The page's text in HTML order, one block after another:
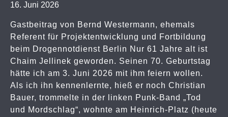
16. Juni 2026
Gastbeitrag von Bernd Westermann, ehemals
Referent für Projektentwicklung und Fortbildung
beim Drogennotdienst Berlin Nur 61 Jahre alt ist
Chaim Jellinek geworden. Seinen 70. Geburtstag
hätte ich am 3. Juni 2026 mit ihm feiern wollen.
Als ich ihn kennenlernte, hieß er noch Christian
Bauer, trommelte in der linken Punk-Band „Tod
und Mordschlag“, wohnte am Heinrich-Platz (heute